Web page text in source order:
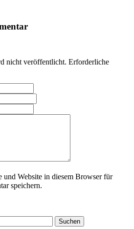
nicht veröffentlicht. Erforderliche
und Website in diesem Browser für
speichern.